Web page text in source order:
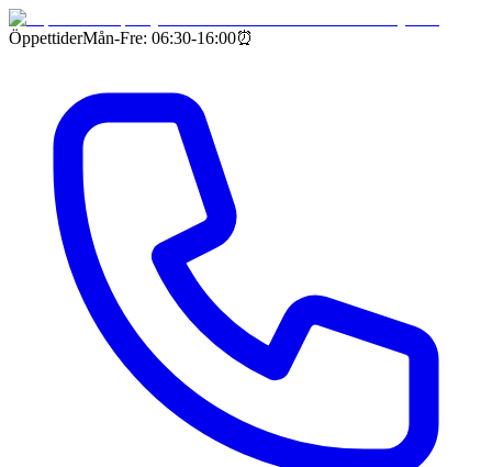
ÖppettiderMån-Fre: 06:30-16:00⏰